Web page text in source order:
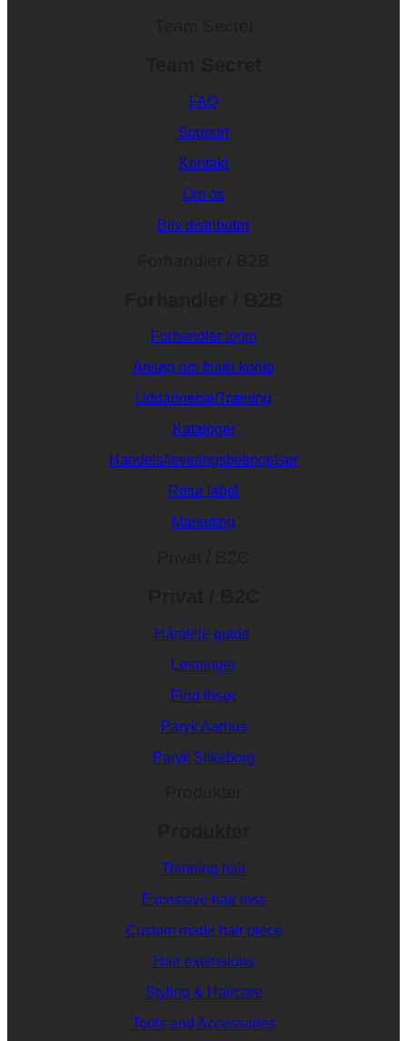
FAQ
Support
Kontakt
Om os
Bliv distributør
Forhandler login
Ansøg om frisør konto
Uddannelse/Træning
Kataloger
Handels/leveringsbetingelser
Retur label
Marketing
Hårpleje guide
Løsninger
Find frisør
Paryk Aarhus
Paryk Silkeborg
Thinning hair
Excessive hair loss
Custom made hair piece
Hair extensions
Styling & Haircare
Tools and Accessories